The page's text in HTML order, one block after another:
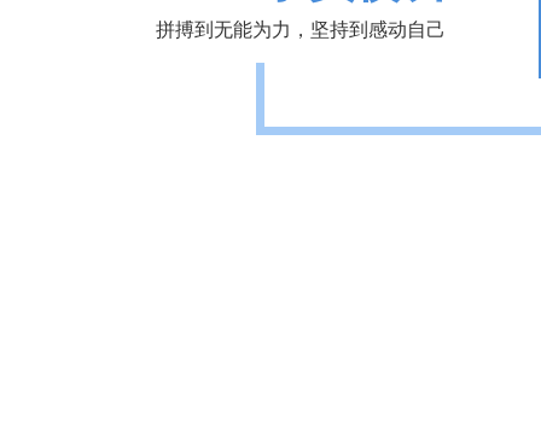
拼搏到无能为力，坚持到感动自己